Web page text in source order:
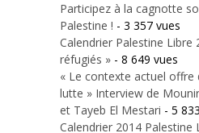
Participez à la cagnotte
Palestine ! - 3 357 vues
Calendrier Palestine Libre
réfugiés » - 8 649 vues
« Le contexte actuel
lutte » Interview de
et Tayeb El Mestari - 5
Calendrier 2014 Palestine